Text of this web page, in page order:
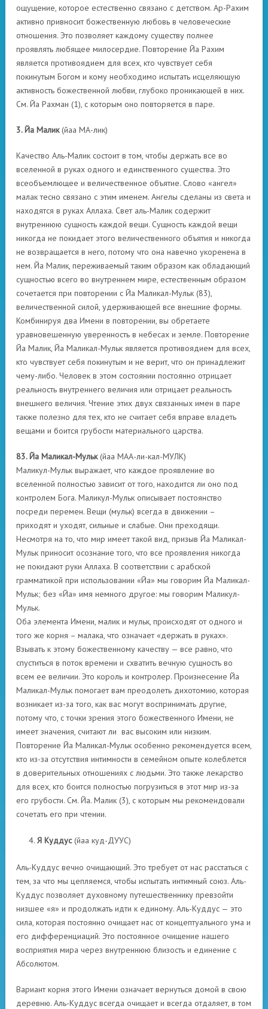
ощущение, которое естественно связано с детством. Ар-Рахим
активно привносит божественную любовь в человеческие
отношения. Это позволяет каждому существу полнее
проявлять любящее милосердие. Повторение Йа Рахим
является противоядием для всех, кто чувствует себя
покинутым Богом и кому необходимо испытать исцеляющую
активность божественной любви, глубоко проникающей в них.
См. Йа Рахман (1), с которым оно повторяется в паре.
3. Йа Малик(йаа МА-лик)
Качество Аль-Малик состоит в том, чтобы держать все во
вселенной в руках одного и единственного существа. Это
всеобъемлющее и величественное объятие. Слово «ангел»
малак тесно связано с этим именем. Ангелы сделаны из света и
находятся в руках Аллаха. Свет аль-Малик содержит
внутреннюю сущность каждой вещи. Сущность каждой вещи
никогда не покидает этого величественного объятия и никогда
не возвращается в него, потому что она навечно укоренена в
нем. Йа Малик, переживаемый таким образом как обладающий
сущностью всего во внутреннем мире, естественным образом
сочетается при повторении с Йа Маликал-Мульк (83),
величественной силой, удерживающей все внешние формы.
Комбинируя два Имени в повторении, вы обретаете
уравновешенную уверенность в небесах и земле. Повторение
Йа Малик, Йа Маликал-Мульк является противоядием для всех,
кто чувствует себя покинутым и не верит, что он принадлежит
чему-либо. Человек в этом состоянии постоянно отрицает
реальность внутреннего величия или отрицает реальность
внешнего величия. Чтение этих двух связанных имен в паре
также полезно для тех, кто не считает себя вправе владеть
вещами и боится грубости материального царства.
83. Йа Маликал-Мульк(йаа МАА-ли-кал-МУЛК)
Маликул-Мульк выражает, что каждое проявление во
вселенной полностью зависит от того, находится ли оно под
контролем Бога. Маликул-Мульк описывает постоянство
посреди перемен. Вещи (мульк) всегда в движении –
приходят и уходят, сильные и слабые. Они преходящи.
Несмотря на то, что мир имеет такой вид, призыв Йа Маликал-
Мульк приносит осознание того, что все проявления никогда
не покидают руки Аллаха. В соответствии с арабской
грамматикой при использовании «Йа» мы говорим Йа Маликал-
Мульк; без «Йа» имя немного другое: мы говорим Маликул-
Мульк.
Оба элемента Имени, малик и мульк, происходят от одного и
того же корня – малака, что означает «держать в руках».
Взывать к этому божественному качеству — все равно, что
спуститься в поток времени и схватить вечную сущность во
всем ее величии. Это король и контролер. Произнесение Йа
Маликал-Мульк помогает вам преодолеть дихотомию, которая
возникает из-за того, как вас могут воспринимать другие,
потому что, с точки зрения этого божественного Имени, не
имеет значения, считают ли вас высоким или низким.
Повторение Йа Маликал-Мульк особенно рекомендуется всем,
кто из-за отсутствия интимности в семейном опыте колеблется
в доверительных отношениях с людьми. Это также лекарство
для всех, кто боится полностью погрузиться в этот мир из-за
его грубости. См. Йа. Малик (3), с которым мы рекомендовали
сочетать его при чтении.
Я Куддус(йаа куд-ДУУС)
Аль-Куддус вечно очищающий. Это требует от нас расстаться с
тем, за что мы цепляемся, чтобы испытать интимный союз. Аль-
Куддус позволяет духовному путешественнику превзойти
низшее «я» и продолжать идти к единому. Аль-Куддус — это
сила, которая постоянно очищает нас от концептуального ума и
его дифференциаций. Это постоянное очищение нашего
восприятия мира через внутреннюю близость и единение с
Абсолютом.
Вариант корня этого Имени означает вернуться домой в свою
деревню. Аль-Куддус всегда очищает и всегда отдаляет, в том